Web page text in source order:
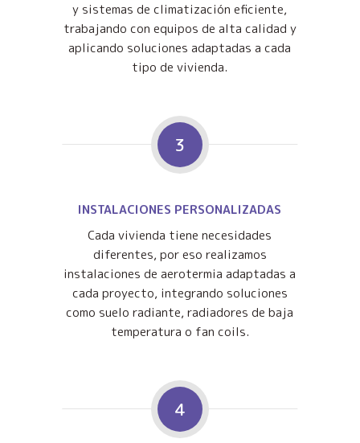
y sistemas de climatización eficiente,
trabajando con equipos de alta calidad y
aplicando soluciones adaptadas a cada
tipo de vivienda.
3
INSTALACIONES PERSONALIZADAS
Cada vivienda tiene necesidades
diferentes, por eso realizamos
instalaciones de aerotermia adaptadas a
cada proyecto, integrando soluciones
como suelo radiante, radiadores de baja
temperatura o fan coils.
4